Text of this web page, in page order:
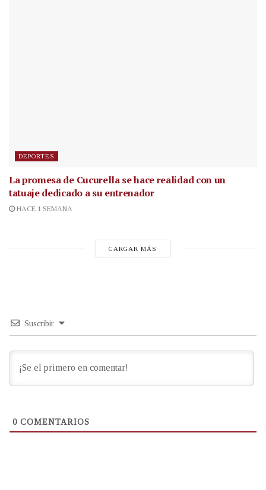
DEPORTES
La promesa de Cucurella se hace realidad con un
tatuaje dedicado a su entrenador
HACE 1 SEMANA
CARGAR MÁS
Suscribir
0 COMENTARIOS